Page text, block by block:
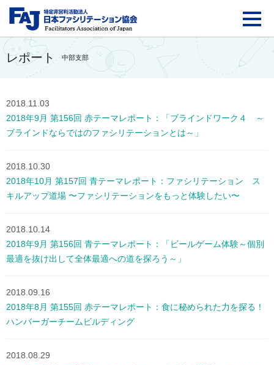
FAJ：特定非営利活動
レポート 中部支部
2018.11.03
2018年9月 第156回 赤テーマレポート：「ブラインドワーク４ ～
ブラインドならではのファシリテーションとは～」
2018.10.30
2018年10月 第157回 青テーマレポート：ファシリテーション ス
キルアップ道場 〜ファシリテーションをもっと体験したい〜
2018.10.14
2018年9月 第156回 青テーマレポート：「ビールゲーム体験～個別
最適を抜け出して全体最適への道を探ろう～」
2018.09.16
2018年8月 第155回 赤テーマレポート：食に秘められた力を探る！
ハンバーガーチームビルディング
2018.08.29